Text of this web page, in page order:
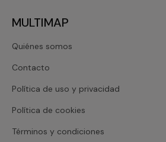
MULTIMAP
Quiénes somos
Contacto
Política de uso y privacidad
Política de cookies
Términos y condiciones